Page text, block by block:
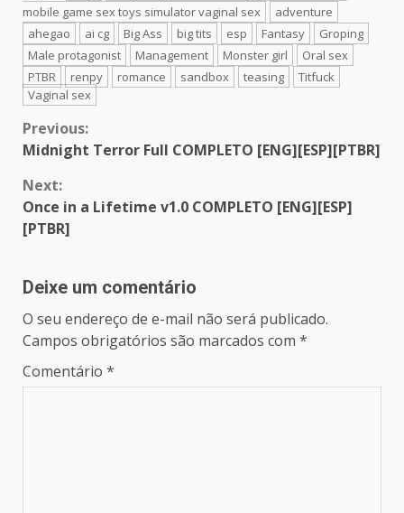
mobile game sex toys simulator vaginal sex
adventure
ahegao
ai cg Big Ass big tits esp Fantasy
Groping
Male protagonist
Management Monster girl
Oral sex
PTBR
renpy romance sandbox teasing
Titfuck
Vaginal sex
Continue
Reading
Previous:
Midnight Terror Full COMPLETO [ENG][ESP][PTBR]
Next:
Once in a Lifetime v1.0 COMPLETO [ENG][ESP]
[PTBR]
Deixe um comentário
O seu endereço de e-mail não será publicado.
Campos obrigatórios são marcados com *
Comentário *